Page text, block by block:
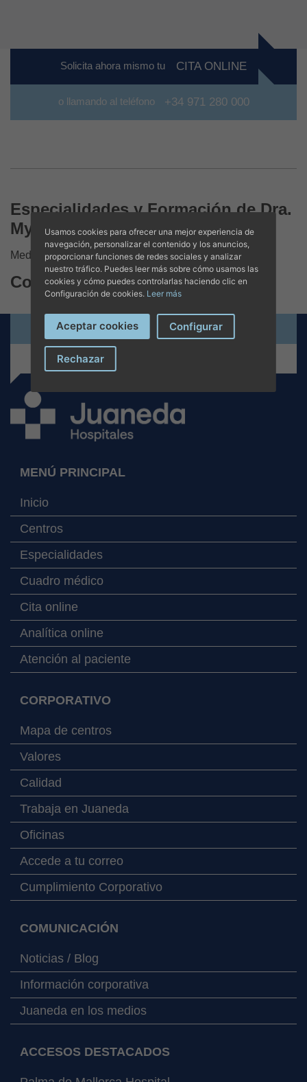
Solicita ahora mismo tu CITA ONLINE
o llamando al teléfono +34 971 280 000
Especialidades y Formación de Dra.
Myriam Riesco Crespo
Medicina Intensiva
Contacto y citas
Solicita cita online
MENÚ PRINCIPAL
Inicio
Centros
Especialidades
Cuadro médico
Cita online
Analítica online
Atención al paciente
CORPORATIVO
Mapa de centros
Valores
Calidad
Trabaja en Juaneda
Oficinas
Accede a tu correo
Cumplimiento Corporativo
COMUNICACIÓN
Noticias / Blog
Información corporativa
Juaneda en los medios
ACCESOS DESTACADOS
Usamos cookies para ofrecer una mejor experiencia de
navegación, personalizar el contenido y los anuncios,
proporcionar funciones de redes sociales y analizar
nuestro tráfico. Puedes leer más sobre cómo usamos las
cookies y cómo puedes controlarlas haciendo clic en
Configuración de cookies. Leer más
Aceptar cookies Configurar
Rechazar